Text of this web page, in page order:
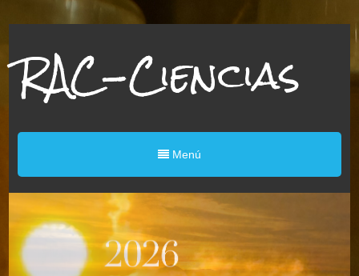
RAC-Ciencias
Menú